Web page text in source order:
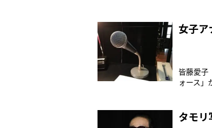
初、青
ったら、
女子ア
皆藤愛子
ォース」
部門を
実践的な
タモ